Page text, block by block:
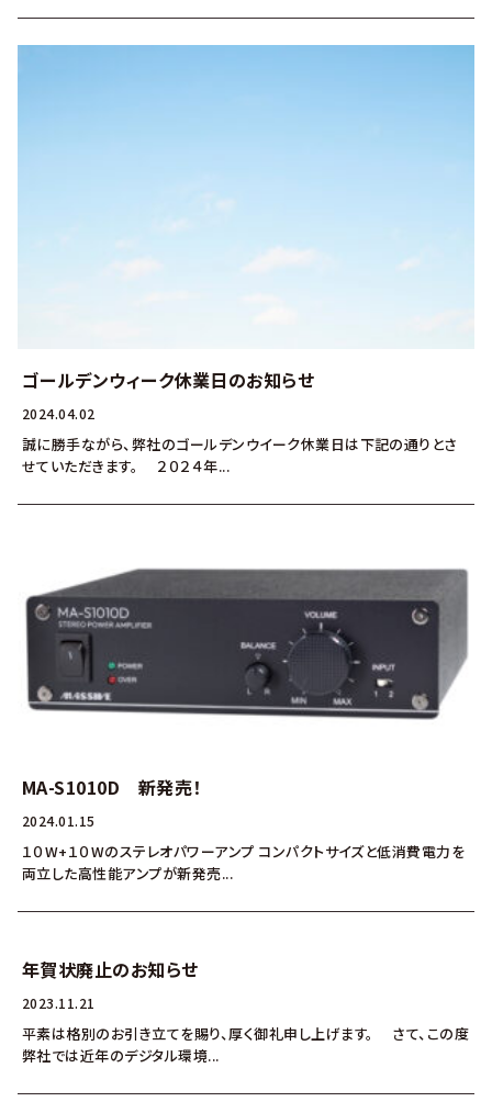
ゴールデンウィーク休業日のお知らせ
2024.04.02
誠に勝手ながら、弊社のゴールデンウイーク休業日は下記の通りとさ
せていただきます。 ２０２４年...
MA-S1010D 新発売！
2024.01.15
１０W+１０Wのステレオパワーアンプ コンパクトサイズと低消費電力を
両立した高性能アンプが新発売...
年賀状廃止のお知らせ
2023.11.21
平素は格別のお引き立てを賜り、厚く御礼申し上げます。 さて、この度
弊社では近年のデジタル環境...